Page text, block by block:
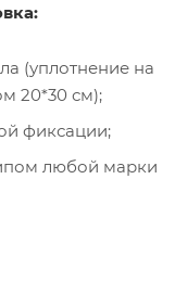
(уплотнение на
20*30 см);
фиксации;
любой марки